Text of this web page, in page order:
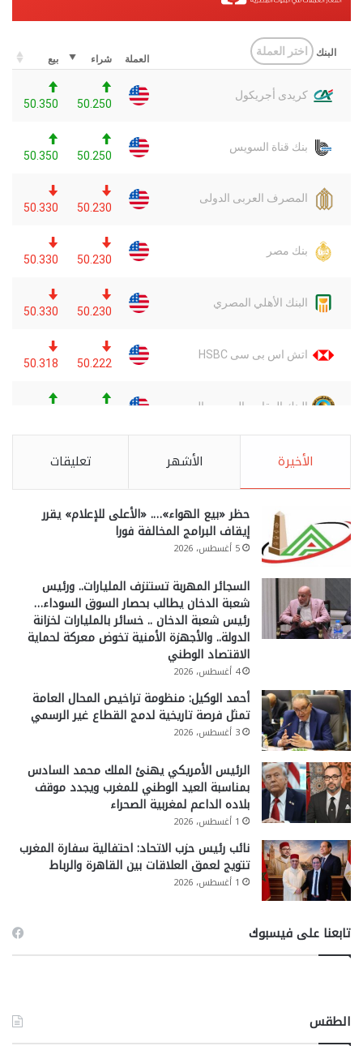
الأخيرة الأشهر تعليقات
حظر «بيع الهواء»…. «الأعلى للإعلام» يقرر
إيقاف البرامج المخالفة فورا
5 أغسطس، 2026
السجائر المهربة تستنزف المليارات.. ورئيس
شعبة الدخان يطالب بحصار السوق السوداء…
رئيس شعبة الدخان .. خسائر بالمليارات لخزانة
الدولة.. والأجهزة الأمنية تخوض معركة لحماية
الاقتصاد الوطني
4 أغسطس، 2026
أحمد الوكيل: منظومة تراخيص المحال العامة
تمثل فرصة تاريخية لدمج القطاع غير الرسمي
3 أغسطس، 2026
الرئيس الأمريكي يهنئ الملك محمد السادس
بمناسبة العيد الوطني للمغرب ويجدد موقف
بلاده الداعم لمغربية الصحراء
1 أغسطس، 2026
نائب رئيس حزب الاتحاد: احتفالية سفارة المغرب
تتويج لعمق العلاقات بين القاهرة والرباط
1 أغسطس، 2026
تابعنا على فيسبوك
الطقس